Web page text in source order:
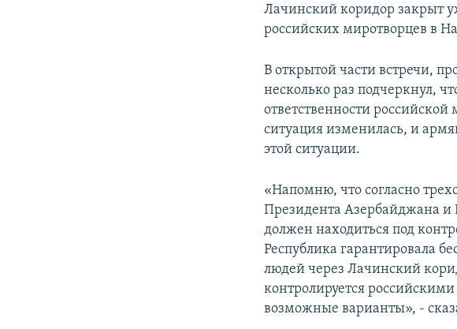
Лачинский коридор закрыт
российских миротворцев в
В открытой части встречи,
несколько раз подчеркнул,
ответственности
ситуация изменилась, и
этой ситуации.
«Напомню, что согласно
Президента Азербайджана
должен находиться под
Республика гарантировала
людей через Лачинский
контролируется
возможные варианты», -